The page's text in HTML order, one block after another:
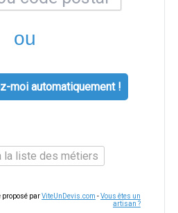
ou
moi automatiquement !
la liste des métiers
proposé parViteUnDevis.com -Vous êtes un
artisan ?